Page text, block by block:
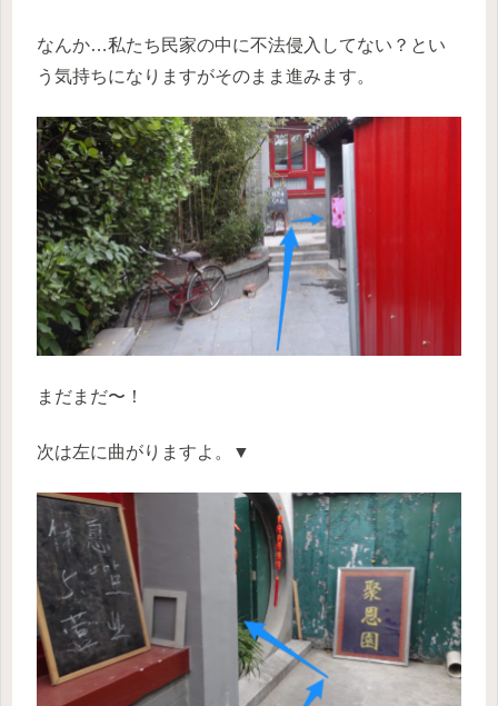
なんか…私たち民家の中に不法侵入してない？とい
う気持ちになりますがそのまま進みます。
まだまだ〜！
次は左に曲がりますよ。▼